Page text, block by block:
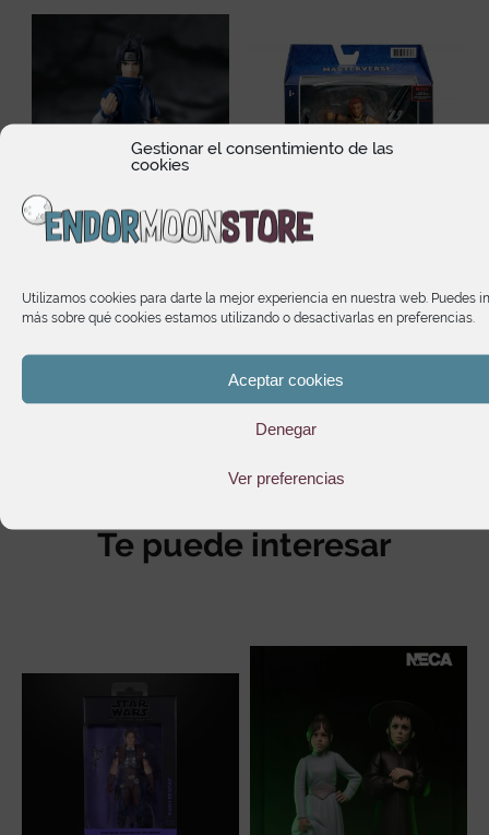
Gestionar el consentimiento de las
cookies
Utilizamos cookies para darte la mejor experiencia en nuestra web. Puedes
más sobre qué cookies estamos utilizando o desactivarlas en preferencias.
Aceptar cookies
Denegar
Ver preferencias
Sasuke Uchiha Ninja
Clan Bloodline S.H
51,30€
Teela Classic Masters of
22,65
Te puede interesar